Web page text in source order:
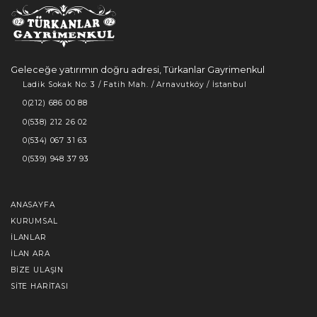
Geleceğe yatırımın doğru adresi, Türkanlar Gayrimenkul
Ladik Sokak No: 3 / Fatih Mah. / Arnavutköy / İstanbul
0(212) 686 00 88
0(538) 212 26 02
0(534) 067 31 63
0(539) 948 37 93
ANASAYFA
KURUMSAL
İLANLAR
İLAN ARA
BIZE ULAŞIN
SITE HARITASI